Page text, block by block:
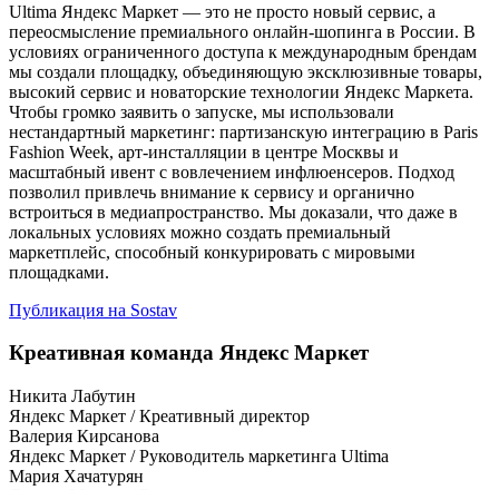
Ultima Яндекс Маркет — это не просто новый сервис, а
переосмысление премиального онлайн-шопинга в России. В
условиях ограниченного доступа к международным брендам
мы создали площадку, объединяющую эксклюзивные товары,
высокий сервис и новаторские технологии Яндекс Маркета.
Чтобы громко заявить о запуске, мы использовали
нестандартный маркетинг: партизанскую интеграцию в Paris
Fashion Week, арт-инсталляции в центре Москвы и
масштабный ивент с вовлечением инфлюенсеров. Подход
позволил привлечь внимание к сервису и органично
встроиться в медиапространство. Мы доказали, что даже в
локальных условиях можно создать премиальный
маркетплейс, способный конкурировать с мировыми
площадками.
Публикация на Sostav
Креативная команда Яндекс Маркет
Никита Лабутин
Яндекс Маркет / Креативный директор
Валерия Кирсанова
Яндекс Маркет / Руководитель маркетинга Ultima
Мария Хачатурян